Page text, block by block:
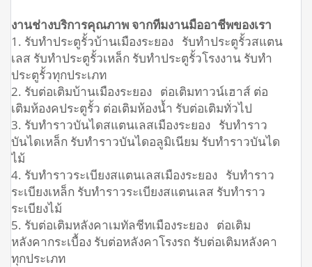
งานช่างบริการคุณภาพ จากทีมงานมืออาชีพของเรา
1. รับทำประตูรั้วบ้านเมืองระยอง รับทำประตูรั้วสแตน
เลส รับทำประตูรั้วเหล็ก รับทำประตูรั้วโรงงาน รับทำ
ประตูรั้วทุกประเภท
2. รับต่อเติมบ้านเมืองระยอง ต่อเติมทาวน์เฮาส์ ต่อ
เติมห้องคประตูรั้ว ต่อเติมห้องน้ำ รับต่อเติมทั่วไป
3. รับทำราวบันไดสแตนเลสเมืองระยอง รับทำราว
บันไดเหล็ก รับทำราวบันไดอลูมิเนียม รับทำราวบันได
ไม้
4. รับทำราวระเบียงสแตนเลสเมืองระยอง รับทำราว
ระเบียงเหล็ก รับทำราวระเบียงสแตนเลส รับทำราว
ระเบียงไม้
5. รับต่อเติมหลังคาเมทัลชีทเมืองระยอง ต่อเติม
หลังคากระเบื้อง รับต่อหลังคาโรงรถ รับต่อเติมหลังคา
ทุกประเภท